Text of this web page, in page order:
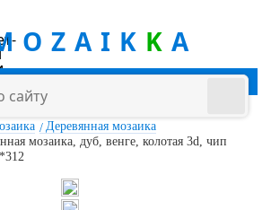
K A
Деревянная мозаика
мозаика, дуб, венге, колотая 3d, чип